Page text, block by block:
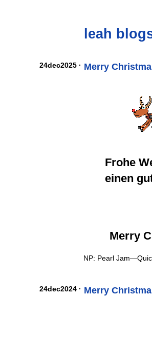
leah
24dec2025 · Merry
Frohe
einen
Merry
NP: Pearl
24dec2024 · Merry